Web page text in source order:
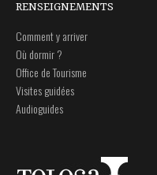
RENSEIGNEMENTS
Comment y arriver
Où dormir ?
Office de Tourisme
Visites guidées
Audioguides